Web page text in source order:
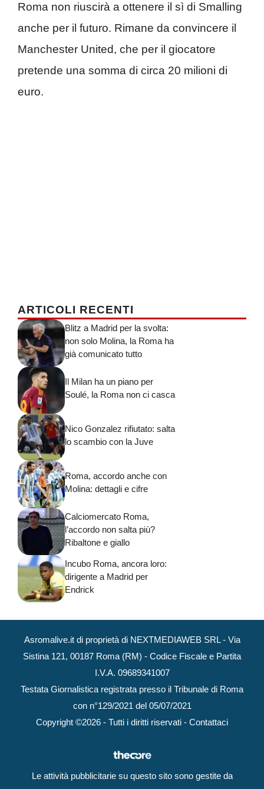
Roma non riuscirà a ottenere il sì di Smalling
anche per il futuro. Rimane da convincere il
Manchester United, che per il giocatore
pretende una somma di circa 20 milioni di
euro.
ARTICOLI RECENTI
Blitz a Madrid per la svolta:
non solo Molina, la Roma ha
già comunicato tutto
Il Milan ha un piano per
Soulé, la Roma non ci casca
Nico Gonzalez rifiutato: salta
lo scambio con la Juve
Roma, accordo anche con
Molina: dettagli e cifre
Calciomercato Roma,
l’accordo non salta più?
Ribaltone e giallo
Incubo Roma, ancora loro:
dirigente a Madrid per
Endrick
Asromalive.it di proprietà di NEXTMEDIAWEB SRL - Via
Sistina 121, 00187 Roma (RM) - Codice Fiscale e Partita
I.V.A. 09689341007
Testata Giornalistica registrata presso il Tribunale di Roma
con n°129/2021 del 05/07/2021
Copyright ©2026 - Tutti i diritti riservati - Contattaci
Le attività pubblicitarie su questo sito sono gestite da